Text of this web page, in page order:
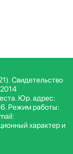
Свидетельство
Юр. адрес:
Режим работы:
характер и